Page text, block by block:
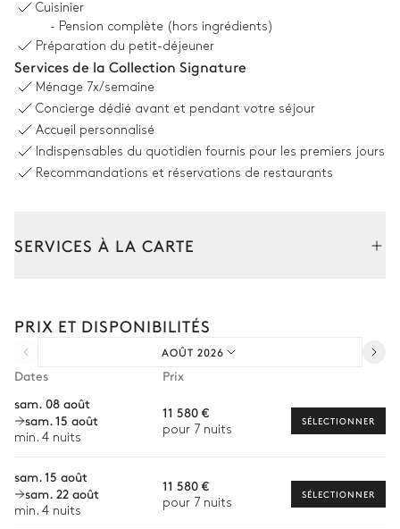
Vue panoramique sur le jardin
Double transats
Transats
Plage
Chauffable · Au chlore
profondeur = 0,2m / 2m
Canapé
Cuisinier
- Pension complète (hors ingrédients)
Préparation du petit-déjeuner
Services de la Collection Signature
Ménage 7x/semaine
Concierge dédié avant et pendant votre séjour
Accueil personnalisé
Indispensables du quotidien fournis pour les premiers jours
Recommandations et réservations de restaurants
SERVICES À LA CARTE
Transfert à l'arrivée et au départ
Courses livrées avant l'arrivée
Chef à domicile
Bien-être à domicile
Babysitter
PRIX ET DISPONIBILITÉS
AOÛT 2026
Dates
Prix
sam. 08 août
sam. 15 août
min. 4 nuits
11 580 €
pour 7 nuits
SÉLECTIONNER
sam. 15 août
sam. 22 août
min. 4 nuits
11 580 €
pour 7 nuits
SÉLECTIONNER